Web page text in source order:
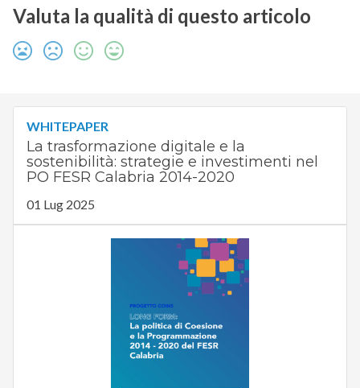
Valuta la qualità di questo articolo
WHITEPAPER
La trasformazione digitale e la
sostenibilità: strategie e investimenti nel
PO FESR Calabria 2014-2020
01 Lug 2025